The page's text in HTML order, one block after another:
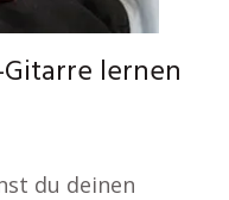
lernen
du deinen